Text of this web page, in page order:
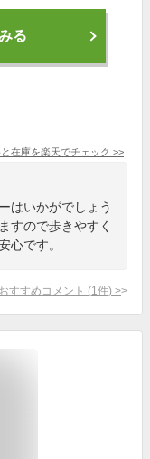
る
在庫を楽天でチェック >>
はいかがでしょう
すので歩きやすく
心です。
すすめコメント (1 件) >